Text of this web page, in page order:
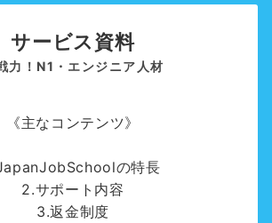
サービス資料
力！N1・エンジニア人材
《主なコンテンツ》
の特長
2.サポート内容
3.返金制度